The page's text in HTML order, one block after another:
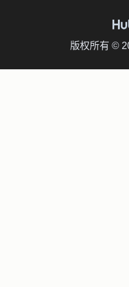
版权所有 ©